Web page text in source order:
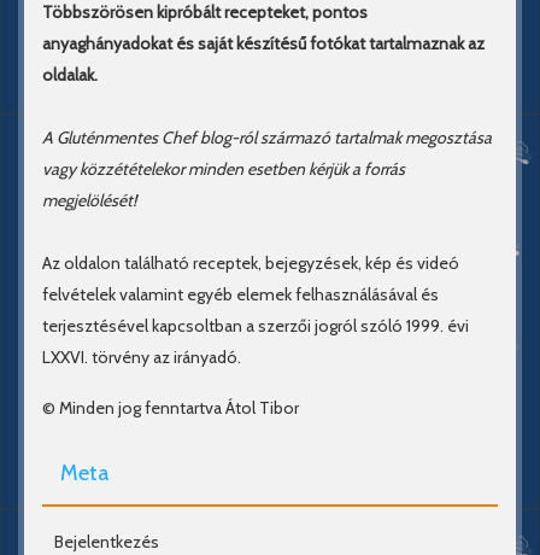
Többszörösen kipróbált recepteket, pontos
anyaghányadokat és saját készítésű fotókat tartalmaznak az
oldalak.
A Gluténmentes Chef blog-ról származó tartalmak megosztása
vagy közzétételekor minden esetben kérjük a forrás
megjelölését!
Az oldalon található receptek, bejegyzések, kép és videó
felvételek valamint egyéb elemek felhasználásával és
terjesztésével kapcsoltban a szerzői jogról szóló 1999. évi
LXXVI. törvény az irányadó.
© Minden jog fenntartva Átol Tibor
Meta
Bejelentkezés